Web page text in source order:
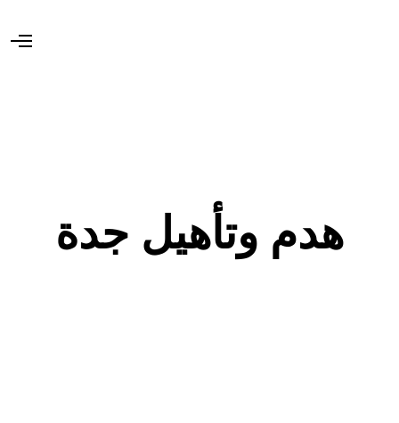
O
هدم وتأهيل جدة